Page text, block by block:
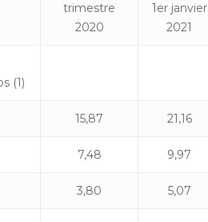
trimestre
2020
1er janvier
2021
(1)
15,87 21,16
7,48 9,97
3,80 5,07